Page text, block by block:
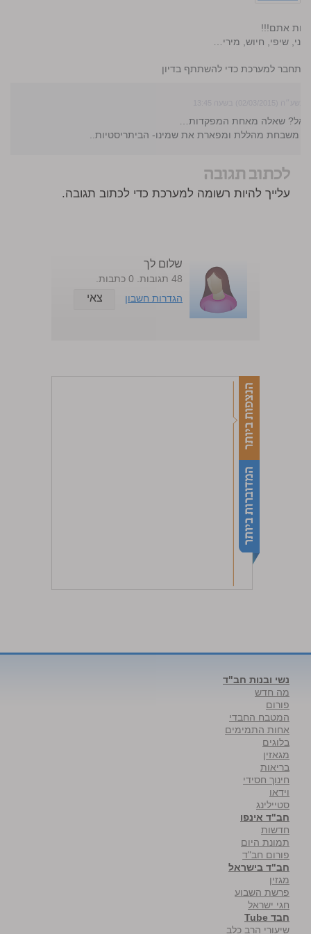
אתם!!!
שיפי, חיוש, מירי…
התחבר למערכת כדי להשתתף בדיון
שאלה מאחת המפקדות…
מי משבחת מהללת ומפארת את שמינו- הביתריסטיות..
לכתוב תגובה
עלייך להיות רשומה למערכת כדי לכתוב תגובה.
שלום לך
48 תגובות. 0 כתבות.
הגדרות חשבון
צאי
נשי ובנות חב"ד
מה חדש
פורום
המטבח החבדי
אחות התמימים
בלוגים
מגאזין
בריאות
חינוך חסידי
וידאו
סטיילינג
חב"ד אינפו
חדשות
תמונת היום
פורום חב"ד
חב"ד בישראל
מגזין
פרשת השבוע
חגי ישראל
חבד Tube
שיעורי הרב כלב